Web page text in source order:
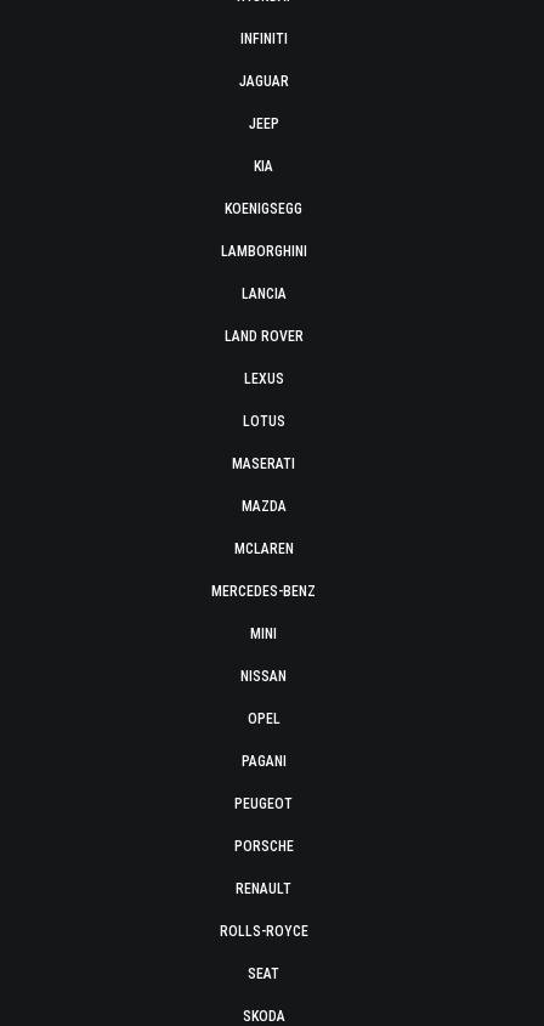
INFINITI
JAGUAR
JEEP
KIA
KOENIGSEGG
LAMBORGHINI
LANCIA
LAND ROVER
LEXUS
LOTUS
MASERATI
MAZDA
MCLAREN
MERCEDES-BENZ
MINI
NISSAN
OPEL
PAGANI
PEUGEOT
PORSCHE
RENAULT
ROLLS-ROYCE
SEAT
SKODA